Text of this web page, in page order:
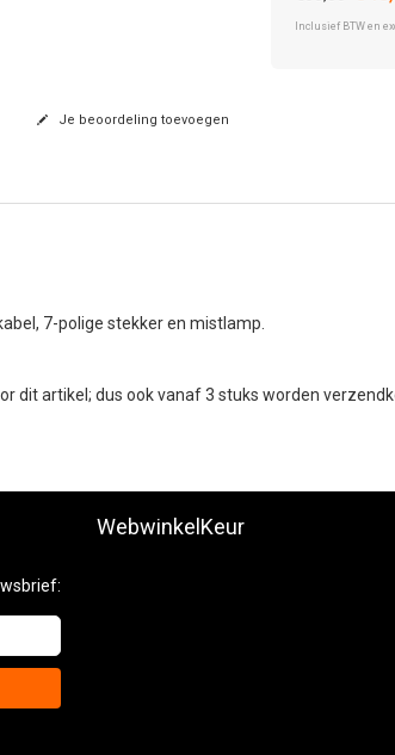
Inclusief BTW en
Je beoordeling toevoegen
7-polige stekker en mistlamp.
dit artikel; dus ook vanaf 3 stuks worden
WebwinkelKeur